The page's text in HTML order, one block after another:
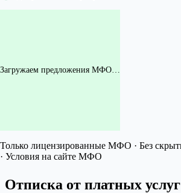
Загружаем предложения МФО…
Только лицензированные МФО · Без
· Условия на сайте МФО
Отписка от платных услуг